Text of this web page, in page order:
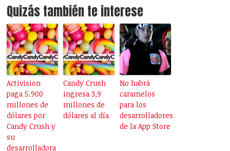
Quizás también te interese
Activision
paga 5.900
millones de
dólares por
Candy Crush y
su
desarrolladora
Candy Crush
ingresa 3,9
millones de
dólares al día
No habrá
caramelos
para los
desarrolladores
de la App Store